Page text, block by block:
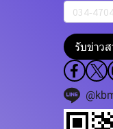
รับข่าวส